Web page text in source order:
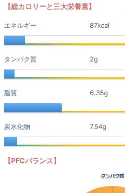
【総カロリーと三大栄養素】
エネルギー
87kcal
タンパク質 2g
脂質 6.35g
炭水化物 7.54g
【PFCバランス】